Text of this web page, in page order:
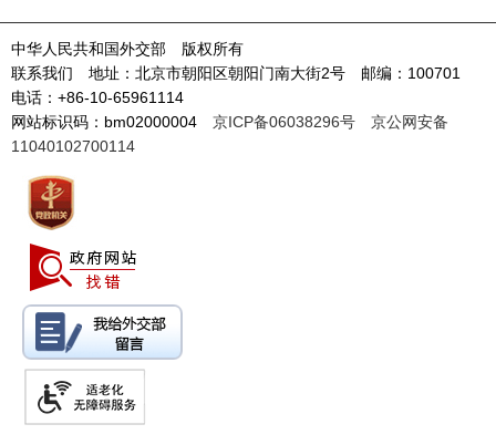
中华人民共和国外交部 版权所有
联系我们 地址：北京市朝阳区朝阳门南大街2号 邮编：100701
电话：+86-10-65961114
网站标识码：bm02000004 京ICP备06038296号
京公网安备
11040102700114